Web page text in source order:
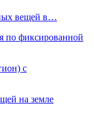
вещей в…
по фиксированной
с
на земле